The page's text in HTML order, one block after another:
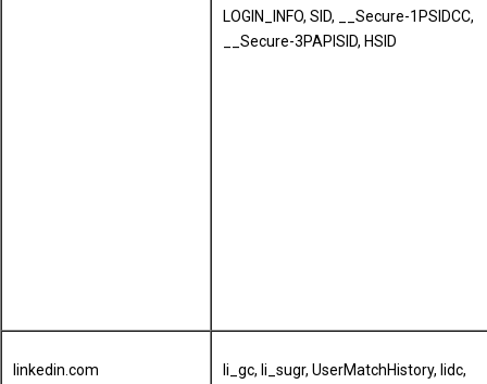
LOGIN_INFO, SID, __Secure-1PSIDCC,
__Secure-3PAPISID, HSID
linkedin.com
li_gc, li_sugr, UserMatchHistory, lidc,